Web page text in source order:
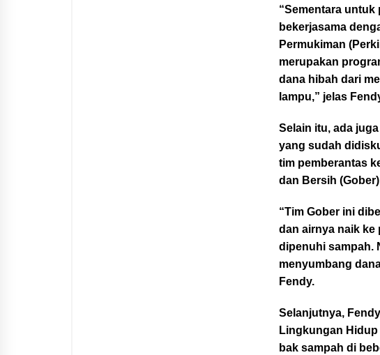
“Sementara
bekerjasama
Permukiman
merupakan
dana hibah dari
lampu,” jelas
Selain itu, ada
yang sudah
tim pemberantas
dan Bersih
“Tim Gober ini
dan airnya naik ke
dipenuhi sampah.
menyumbang
Fendy.
Selanjutnya,
Lingkungan
bak sampah di